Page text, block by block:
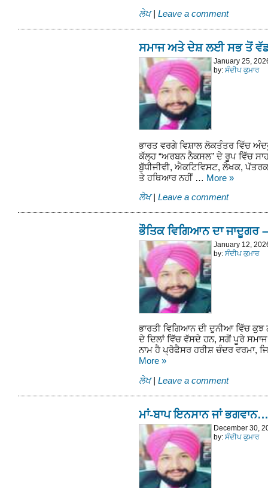
ਲੇਖ | Leave a comment
ਸਮਾਜ ਅਤੇ ਦੇਸ਼ ਲਈ ਸਭ ਤੋਂ
January 25,
by: ਸੰਦੀਪ ਕੁਮਾਰ
ਭਾਰਤ ਵਰਗੇ ਵਿਸ਼ਾਲ ਲੋਕਤੰਤਰ ਵਿੱਚ
ਕੱਲ੍ਹ “ਅਰਬਨ ਨੈਕਸਲ” ਦੇ ਰੂਪ ਵਿੱਚ
ਬੁੱਧੀਜੀਵੀ, ਐਕਟਿਵਿਸਟ, ਲੇਖਕ,
ਤੇ ਹਥਿਆਰ ਨਹੀਂ … More »
ਲੇਖ | Leave a comment
ਭੌਤਿਕ ਵਿਗਿਆਨ ਦਾ ਜਾਦੂਗਰ
January 12,
by: ਸੰਦੀਪ ਕੁਮਾਰ
ਭਾਰਤੀ ਵਿਗਿਆਨ ਦੀ ਦੁਨੀਆ ਵਿੱਚ
ਦੇ ਦਿਲਾਂ ਵਿੱਚ ਵੱਸਦੇ ਹਨ, ਸਗੋਂ ਪੂਰੇ
ਨਾਮ ਹੈ ਪ੍ਰੋਫੈਸਰ ਹਰੀਸ਼ ਚੰਦਰ ਵਰਮਾ,
More »
ਲੇਖ | Leave a comment
ਮਾਂ-ਬਾਪ ਇਨਸਾਨ ਜਾਂ
December 30,
by: ਸੰਦੀਪ ਕੁਮਾਰ